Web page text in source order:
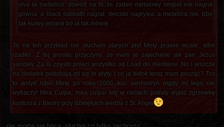
viva la metallica. dowód na to że żaden metalowy zespół nie nagrał
gówna. a black sabbath nagrał, deicide nagrywa. a metallica nie. bbo
tak kurwy jebane bo ja tak mówię.
Ja na ten przykład nie słucham starych płyt Mety prawie wcale, albo
rzadko. Z tej prostej przyczyny, że mam je zajechane jak pan Jezus
sandały. Za to często poleci wszystko od Load do Hardwire. No i jeszcze
na dodatek podobają mi się te płyty. I co ja bidok teraz mam począć? Toż
to wstyd lubić Metę po roku 2000, kuc sanhedryn nigdy mi tego nie
wybaczy! Mea Culpa, mea culpa! Idę w ramach pokuty wypić zgrzewkę
kustosza z Biedry przy dźwiękach werbla z St. Anger